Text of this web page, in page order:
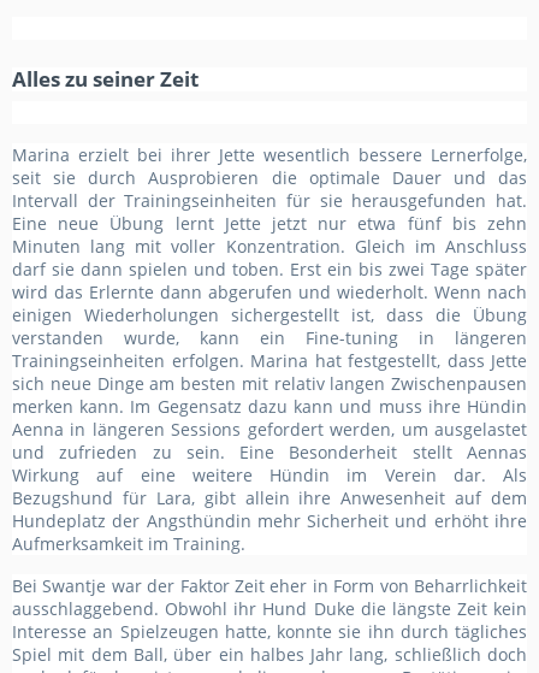
Alles zu seiner Zeit
Marina erzielt bei ihrer Jette wesentlich bessere Lernerfolge,
seit sie durch Ausprobieren die optimale Dauer und das
Intervall der Trainingseinheiten für sie herausgefunden hat.
Eine neue Übung lernt Jette jetzt nur etwa fünf bis zehn
Minuten lang mit voller Konzentration. Gleich im Anschluss
darf sie dann spielen und toben. Erst ein bis zwei Tage später
wird das Erlernte dann abgerufen und wiederholt. Wenn nach
einigen Wiederholungen sichergestellt ist, dass die Übung
verstanden wurde, kann ein Fine-tuning in längeren
Trainingseinheiten erfolgen. Marina hat festgestellt, dass Jette
sich neue Dinge am besten mit relativ langen Zwischenpausen
merken kann. Im Gegensatz dazu kann und muss ihre Hündin
Aenna in längeren Sessions gefordert werden, um ausgelastet
und zufrieden zu sein. Eine Besonderheit stellt Aennas
Wirkung auf eine weitere Hündin im Verein dar. Als
Bezugshund für Lara, gibt allein ihre Anwesenheit auf dem
Hundeplatz der Angsthündin mehr Sicherheit und erhöht ihre
Aufmerksamkeit im Training.
Bei Swantje war der Faktor Zeit eher in Form von Beharrlichkeit
ausschlaggebend. Obwohl ihr Hund Duke die längste Zeit kein
Interesse an Spielzeugen hatte, konnte sie ihn durch tägliches
Spiel mit dem Ball, über ein halbes Jahr lang, schließlich doch